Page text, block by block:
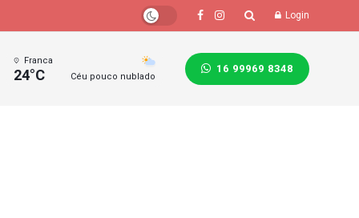
Login
Franca
24°C Céu pouco nublado
16 99969 8348